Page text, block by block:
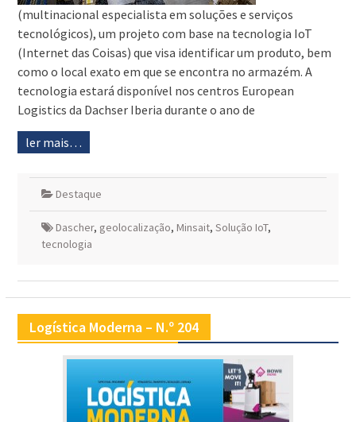
(multinacional especialista em soluções e serviços
tecnológicos), um projeto com base na tecnologia IoT
(Internet das Coisas) que visa identificar um produto, bem
como o local exato em que se encontra no armazém. A
tecnologia estará disponível nos centros European
Logistics da Dachser Iberia durante o ano de
ler mais…
Destaque
Dascher, geolocalização, Minsait, Solução IoT,
tecnologia
Logística Moderna – N.º 204